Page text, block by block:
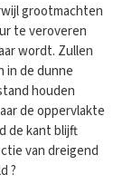
grootmachten
te veroveren
wordt. Zullen
in de dunne
houden
de oppervlakte
de kant blijft
van dreigend
?